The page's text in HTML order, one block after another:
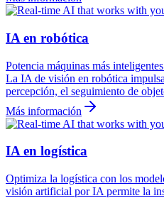
IA en robótica
Potencia máquinas más
La IA de visión en robótica
percepción, el seguimiento de
Más información
IA en logística
Optimiza la logística con los
visión artificial por IA permite la